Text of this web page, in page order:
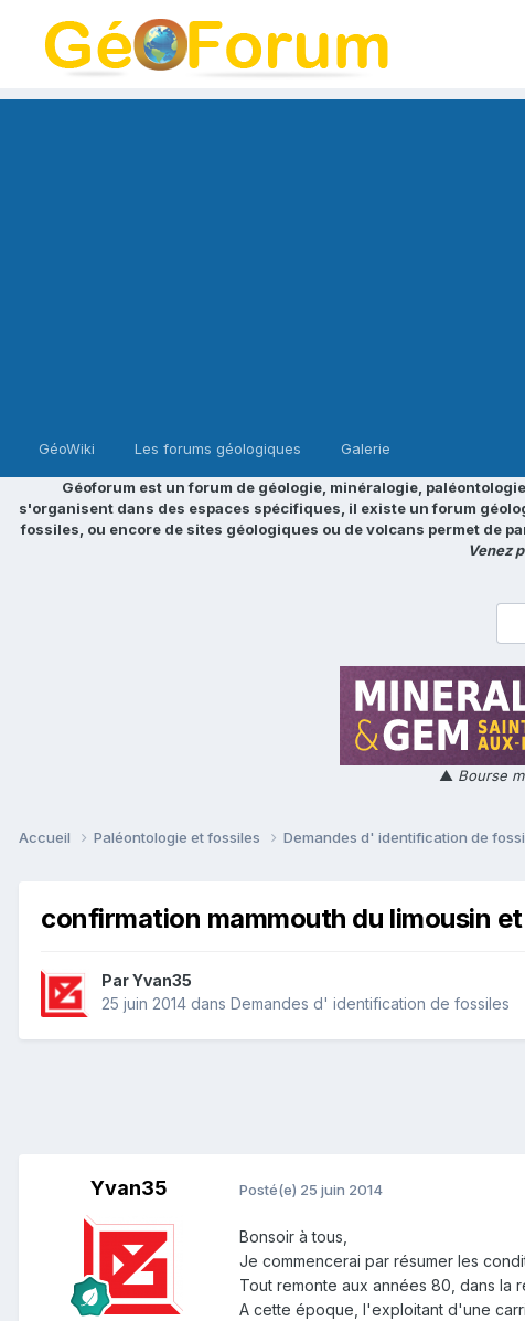
GéoWiki Les forums géologiques Galerie
Géoforum est un forum de géologie, minéralogie,
s'organisent dans des espaces spécifiques, il existe un forum
fossiles, ou encore de sites géologiques ou de volcans permet de
Venez
▲ Bourse
Accueil Paléontologie et fossiles Demandes d' identification de
confirmation mammouth du limousin
ParYvan35
25 juin 2014 dans Demandes d' identification de fossiles
Yvan35 Posté(e) 25 juin 2014
Bonsoir à tous,
Je commencerai par résumer les
Tout remonte aux années 80, dans la
A cette époque, l'exploitant d'une